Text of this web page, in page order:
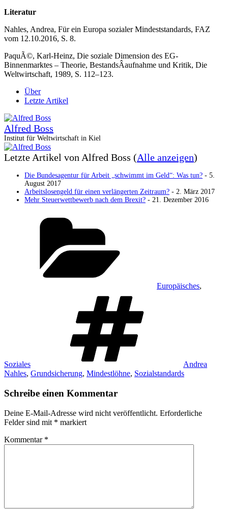
Literatur
Nahles, Andrea, Für ein Europa sozialer Mindeststandards, FAZ
vom 12.10.2016, S. 8.
PaquÃ©, Karl-Heinz, Die soziale Dimension des EG-
Binnenmarktes – Theorie, BestandsÂ­aufnahme und Kritik, Die
Weltwirtschaft, 1989, S. 112–123.
Über
Letzte Artikel
Alfred Boss
Institut für Weltwirtschaft in Kiel
Letzte Artikel von Alfred Boss (Alle anzeigen)
Die Bundesagentur für Arbeit „schwimmt im Geld“: Was tun? - 5.
August 2017
Arbeitslosengeld für einen verlängerten Zeitraum? - 2. März 2017
Mehr Steuerwettbewerb nach dem Brexit? - 21. Dezember 2016
Europäisches,
Soziales
Andrea
Nahles, Grundsicherung, Mindestlöhne, Sozialstandards
Schreibe einen Kommentar
Deine E-Mail-Adresse wird nicht veröffentlicht. Erforderliche
Felder sind mit * markiert
Kommentar *